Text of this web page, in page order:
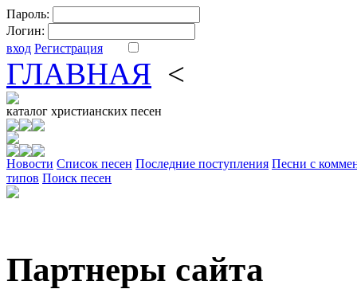
Пароль:
Логин:
вход Регистрация
ГЛАВНАЯ <
каталог христианских песен
Новости Cписок песен Последние поступления Песни с
типов Поиск песен
Партнеры сайта